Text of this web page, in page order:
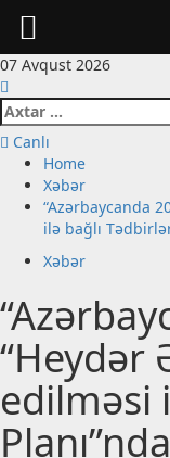
Skip
to
content
07 Avqust 2026
Axtarış:
Canlı
Home
Xəbər
“Azərbaycanda
ilə bağlı
Xəbər
“Heydər
edilməsi